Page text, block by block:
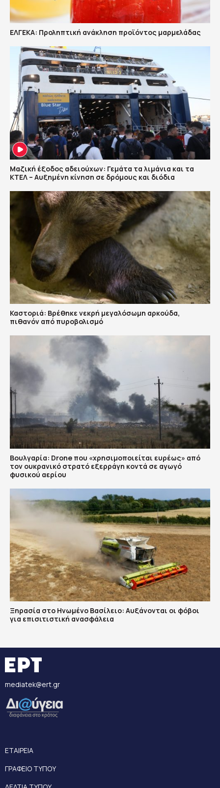
ΕΛΓΕΚΑ: Προληπτική ανάκληση προϊόντος μαρμελάδας
Μαζική έξοδος αδειούχων: Γεμάτα τα λιμάνια και τα
ΚΤΕΛ – Αυξημένη κίνηση σε δρόμους και διόδια
Καστοριά: Βρέθηκε νεκρή μεγαλόσωμη αρκούδα,
πιθανόν από πυροβολισμό
Βουλγαρία: Drone που «χρησιμοποιείται ευρέως» από
τον ουκρανικό στρατό εξερράγη κοντά σε αγωγό
φυσικού αερίου
Ξηρασία στο Ηνωμένο Βασίλειο: Αυξάνονται οι φόβοι
για επισιτιστική ανασφάλεια
mediatek@ert.gr
ΕΤΑΙΡΕΙΑ
ΓΡΑΦΕΙΟ ΤΥΠΟΥ